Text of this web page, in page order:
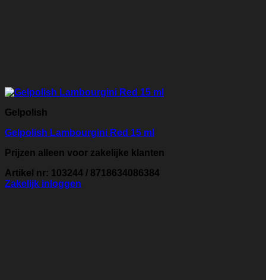
Gelpolish
Gelpolish Lambourgini Red 15 ml
Prijzen alleen voor zakelijke klanten
Artikel nr: 103244 / 8718634086384
Zakelijk inloggen